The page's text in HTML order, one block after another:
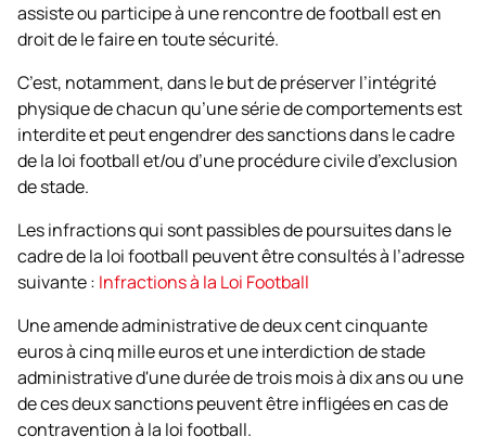
assiste ou participe à une rencontre de football est en
droit de le faire en toute sécurité.
C’est, notamment, dans le but de préserver l’intégrité
physique de chacun qu’une série de comportements est
interdite et peut engendrer des sanctions dans le cadre
de la loi football et/ou d’une procédure civile d’exclusion
de stade.
Les infractions qui sont passibles de poursuites dans le
cadre de la loi football peuvent être consultés à l’adresse
suivante : Infractions à la Loi Football
Une amende administrative de deux cent cinquante
euros à cinq mille euros et une interdiction de stade
administrative d'une durée de trois mois à dix ans ou une
de ces deux sanctions peuvent être infligées en cas de
contravention à la loi football.